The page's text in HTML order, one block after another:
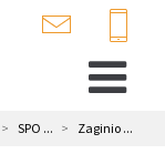
> SPO ... > Zaginio ...